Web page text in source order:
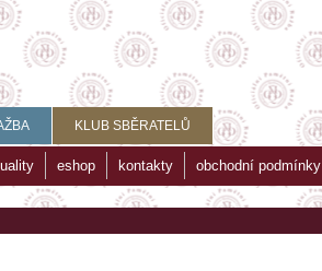
KLUB SBĚRATELŮ
eshop kontakty obchodní podmínky